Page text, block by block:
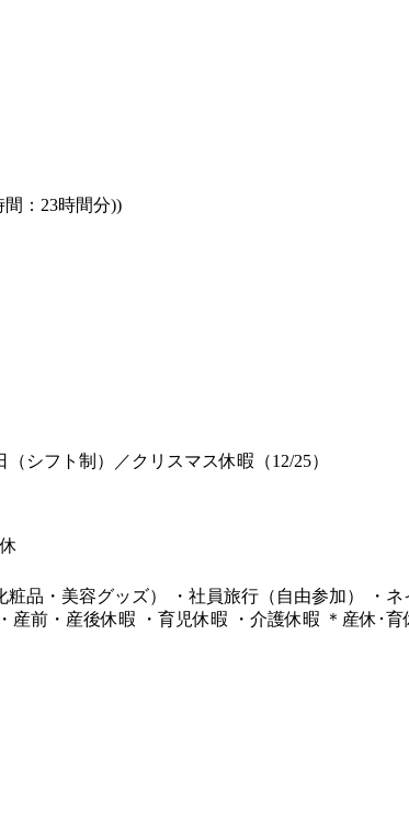
間：23時間分))
シフト制）／クリスマス休暇（12/25）
粧品・美容グッズ） ・社員旅行（自由参加） ・
前・産後休暇 ・育児休暇 ・介護休暇 ＊産休･育